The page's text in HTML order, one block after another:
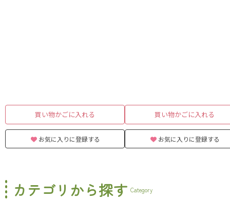
買い物かごに入れる
お気に入りに登録する
買い物かごに入れる
お気に入りに登録する
カテゴリから探す Category